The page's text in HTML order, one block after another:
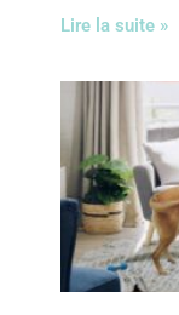
Lire la suite »